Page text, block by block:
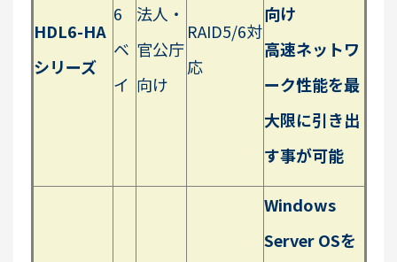
HDL6-HA
シリーズ
6
ベ
イ
法人・
官公庁
向け
RAID5/6対
応
向け
高速ネットワ
ーク性能を最
大限に引き出
す事が可能
Windows
Server OSを